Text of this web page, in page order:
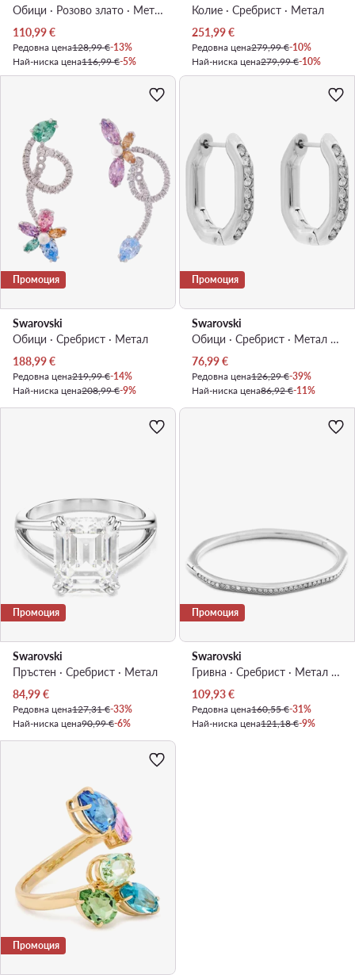
Обици · Розово злато · Mетал
Актуална цена
110,99€
Редовна цена128,99 €-13%
Най-ниска цена116,99 €-5%
Колие · Сребрист · Mетал
Актуална цена
251,99€
Редовна цена279,99 €-10%
Най-ниска цена279,99 €-10%
Промоция
Swarovski
Обици · Сребрист · Mетал
Актуална цена
188,99€
Редовна цена219,99 €-14%
Най-ниска цена208,99 €-9%
Промоция
Swarovski
Обици · Сребрист · Метал с родиево покритие
Актуална цена
76,99€
Редовна цена126,29 €-39%
Най-ниска цена86,92 €-11%
Промоция
Swarovski
Пръстен · Сребрист · Mетал
Актуална цена
84,99€
Редовна цена127,31 €-33%
Най-ниска цена90,99 €-6%
Промоция
Swarovski
Гривна · Сребрист · Метал с родиево покритие
Актуална цена
109,93€
Редовна цена160,55 €-31%
Най-ниска цена121,18 €-9%
Промоция